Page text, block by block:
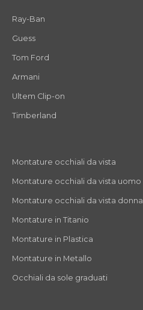
Ray-Ban
Guess
Tom Ford
Armani
Ultem Clip-on
Timberland
Montature occhiali da vista
Montature occhiali da vista uomo
Montature occhiali da vista donna
Montature in Titanio
Montature in Plastica
Montature in Metallo
Occhiali da sole graduati